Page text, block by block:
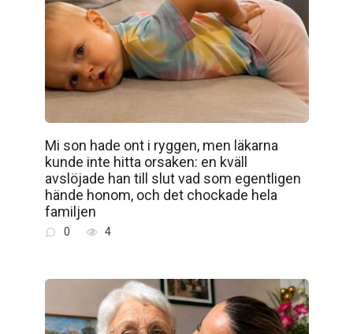
Mi son hade ont i ryggen, men läkarna
kunde inte hitta orsaken: en kväll
avslöjade han till slut vad som egentligen
hände honom, och det chockade hela
familjen
0 4